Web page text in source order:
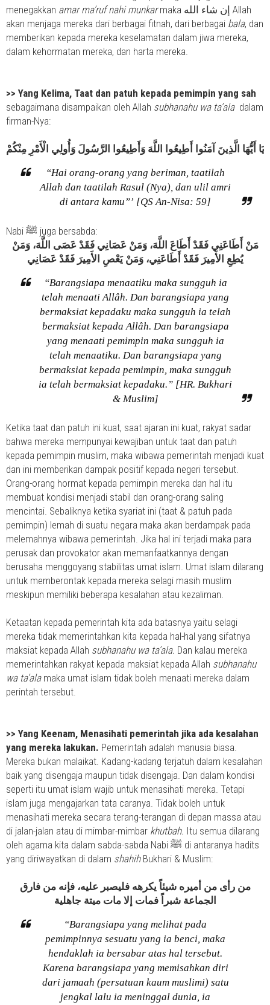
menegakkan amar ma’ruf nahi munkarmaka إن شاء الله Allah
akan menjaga mereka dari berbagai fitnah, dari berbagai bala, dan
memberikan kepada mereka keselamatan dalam jiwa mereka,
dalam kehormatan mereka, dan harta mereka.
>> Yang Kelima, Taat dan patuh kepada pemimpin yang sah
sebagaimana disampaikan oleh Allah subhanahu wa ta’ala dalam
firman-Nya:
يَا أَيُّهَا الَّذِينَ آمَنُوا أَطِيعُوا اللَّهَ وَأَطِيعُوا الرَّسُولَ وَأُولِي الْأَمْرِ مِنْكُمْ
“Hai orang-orang yang beriman, taatilah
Allah dan taatilah Rasul (Nya), dan ulil amri
di antara kamu”’ [QS An-Nisa: 59]
Nabi ﷺ juga bersabda:
مَنْ أَطَاعَنِي فَقَدْ أَطَاعَ اللَّهَ، وَمَنْ عَصَانِي فَقَدْ عَصَى اللَّهَ، وَمَنْ
يُطِعِ الأَمِيرَ فَقَدْ أَطَاعَنِي، وَمَنْ يَعْصِ الأَمِيرَ فَقَدْ عَصَانِي
“Barangsiapa menaatiku maka sungguh ia
telah menaati Allâh. Dan barangsiapa yang
bermaksiat kepadaku maka sungguh ia telah
bermaksiat kepada Allâh. Dan barangsiapa
yang menaati pemimpin maka sungguh ia
telah menaatiku. Dan barangsiapa yang
bermaksiat kepada pemimpin, maka sungguh
ia telah bermaksiat kepadaku.” [HR. Bukhari
& Muslim]
Ketika taat dan patuh ini kuat, saat ajaran ini kuat, rakyat sadar
bahwa mereka mempunyai kewajiban untuk taat dan patuh
kepada pemimpin muslim, maka wibawa pemerintah menjadi kuat
dan ini memberikan dampak positif kepada negeri tersebut.
Orang-orang hormat kepada pemimpin mereka dan hal itu
membuat kondisi menjadi stabil dan orang-orang saling
mencintai. Sebaliknya ketika syariat ini (taat & patuh pada
pemimpin) lemah di suatu negara maka akan berdampak pada
melemahnya wibawa pemerintah. Jika hal ini terjadi maka para
perusak dan provokator akan memanfaatkannya dengan
berusaha menggoyang stabilitas umat islam. Umat islam dilarang
untuk memberontak kepada mereka selagi masih muslim
meskipun memiliki beberapa kesalahan atau kezaliman.
Ketaatan kepada pemerintah kita ada batasnya yaitu selagi
mereka tidak memerintahkan kita kepada hal-hal yang sifatnya
maksiat kepada Allah subhanahu wa ta’ala. Dan kalau mereka
memerintahkan rakyat kepada maksiat kepada Allah subhanahu
wa ta’ala maka umat islam tidak boleh menaati mereka dalam
perintah tersebut.
>> Yang Keenam, Menasihati pemerintah jika ada kesalahan
yang mereka lakukan. Pemerintah adalah manusia biasa.
Mereka bukan malaikat. Kadang-kadang terjatuh dalam kesalahan
baik yang disengaja maupun tidak disengaja. Dan dalam kondisi
seperti itu umat islam wajib untuk menasihati mereka. Tetapi
islam juga mengajarkan tata caranya. Tidak boleh untuk
menasihati mereka secara terang-terangan di depan massa atau
di jalan-jalan atau di mimbar-mimbar khutbah. Itu semua dilarang
oleh agama kita dalam sabda-sabda Nabi ﷺ di antaranya hadits
yang diriwayatkan di dalam shahih Bukhari & Muslim:
من رأى من أميره شيئاً يكرهه فليصبر عليه، فإنه من فارق
الجماعة شبراً فمات إلا مات ميتة جاهلية
“Barangsiapa yang melihat pada
pemimpinnya sesuatu yang ia benci, maka
hendaklah ia bersabar atas hal tersebut.
Karena barangsiapa yang memisahkan diri
dari jamaah (persatuan kaum muslimi) satu
jengkal lalu ia meninggal dunia, ia